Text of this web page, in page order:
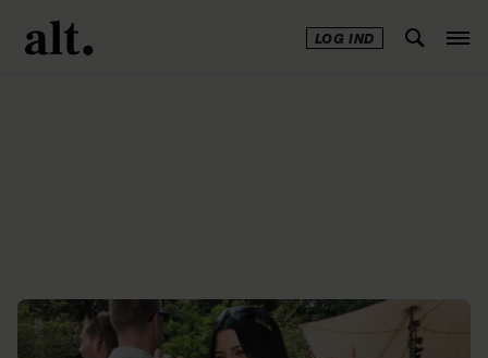
LOG IND